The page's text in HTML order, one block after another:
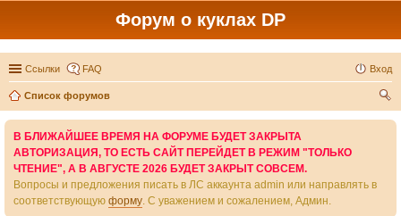
Форум о куклах DP
Ссылки FAQ Вход
Список форумов
В БЛИЖАЙШЕЕ ВРЕМЯ НА ФОРУМЕ БУДЕТ ЗАКРЫТА
АВТОРИЗАЦИЯ, ТО ЕСТЬ САЙТ ПЕРЕЙДЕТ В РЕЖИМ "ТОЛЬКО
ЧТЕНИЕ", А В АВГУСТЕ 2026 БУДЕТ ЗАКРЫТ СОВСЕМ.
Вопросы и предложения писать в ЛС аккаунта admin или направлять в
соответствующую форму. С уважением и сожалением, Админ.